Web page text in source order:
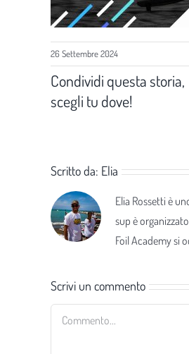
26 Settembre 2024
Condividi questa storia,
scegli tu dove!
Scritto da: Elia
Elia Rossetti è
sup è
Foil Academy si
Scrivi un commento
Commento